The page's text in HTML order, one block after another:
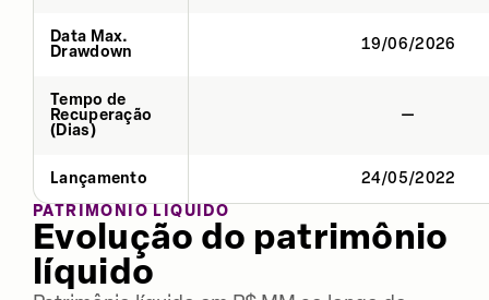
Data Max.
Drawdown
19/06/2026
Tempo de
Recuperação
(Dias)
—
Lançamento
24/05/2022
PATRIMÔNIO LÍQUIDO
Evolução do patrimônio
líquido